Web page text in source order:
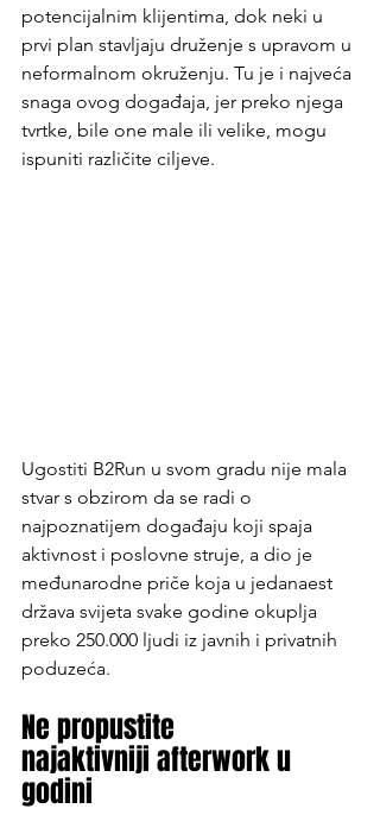
potencijalnim klijentima, dok neki u
prvi plan stavljaju druženje s upravom u
neformalnom okruženju. Tu je i najveća
snaga ovog događaja, jer preko njega
tvrtke, bile one male ili velike, mogu
ispuniti različite ciljeve.
Ugostiti B2Run u svom gradu nije mala
stvar s obzirom da se radi o
najpoznatijem događaju koji spaja
aktivnost i poslovne struje, a dio je
međunarodne priče koja u jedanaest
država svijeta svake godine okuplja
preko 250.000 ljudi iz javnih i privatnih
poduzeća.
Ne propustite
najaktivniji afterwork u
godini